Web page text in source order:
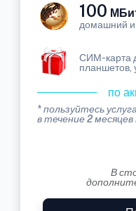
100
домашний
СИМ-карта
планшетов,
по
* пользуйтесь
в течение 2 месяцев
В